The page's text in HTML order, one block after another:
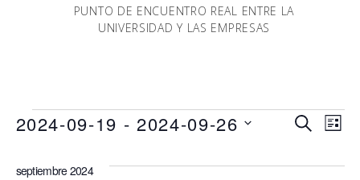
PUNTO DE ENCUENTRO REAL ENTRE LA
UNIVERSIDAD Y LAS EMPRESAS
Eventos
de
BUSCAR
de
2024-09-19 - 2024-09-26
la
septiembre 2024